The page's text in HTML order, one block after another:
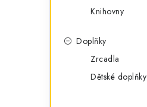
Knihovny
Doplňky
Zrcadla
Dětské doplňky